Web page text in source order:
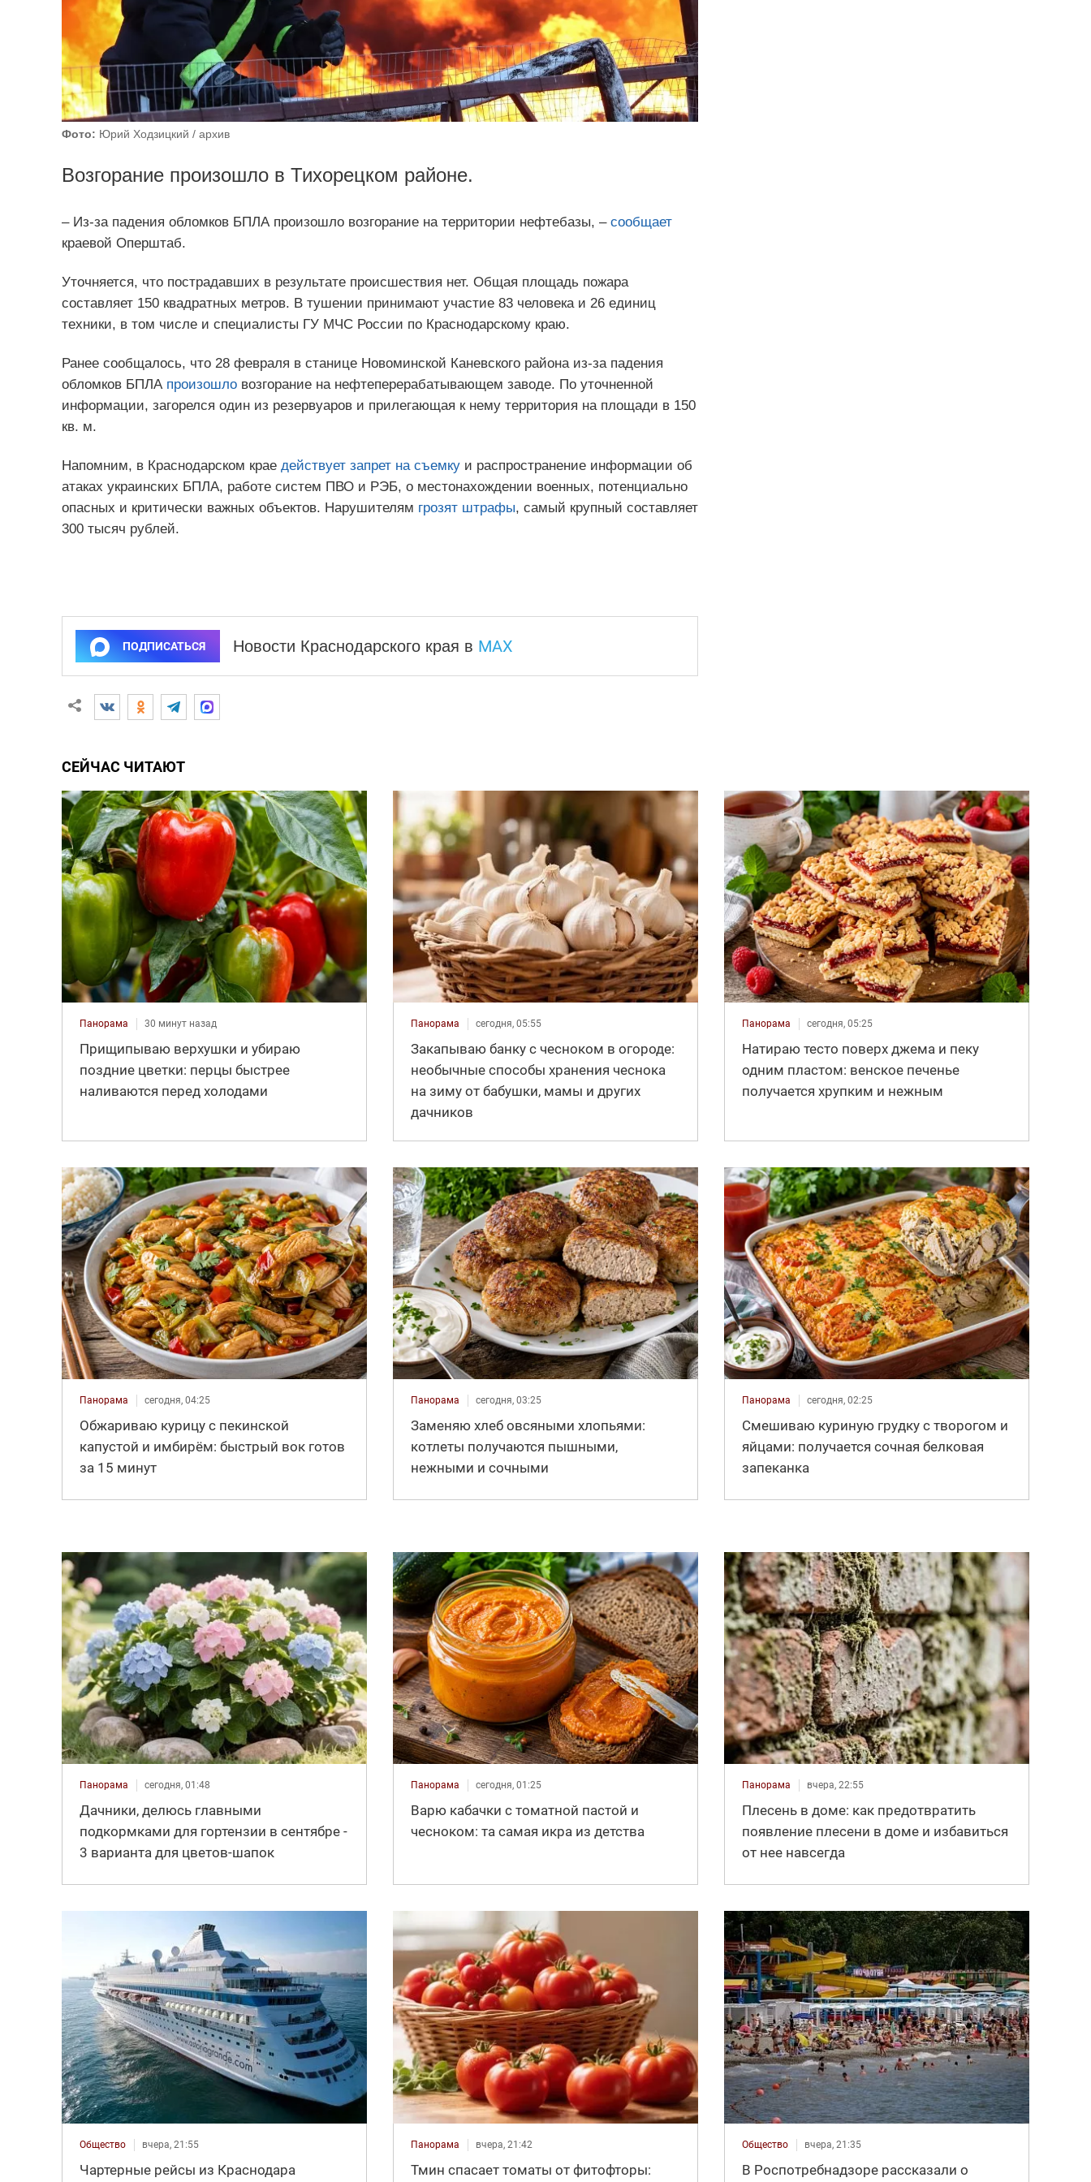
Фото: Юрий Ходзицкий / архив
Возгорание произошло в Тихорецком районе.
– Из-за падения обломков БПЛА произошло возгорание на территории нефтебазы, – сообщает
краевой Оперштаб.
Уточняется, что пострадавших в результате происшествия нет. Общая площадь пожара
составляет 150 квадратных метров. В тушении принимают участие 83 человека и 26 единиц
техники, в том числе и специалисты ГУ МЧС России по Краснодарскому краю.
Ранее сообщалось, что 28 февраля в станице Новоминской Каневского района из-за падения
обломков БПЛА произошловозгорание на нефтеперерабатывающем заводе. По уточненной
информации, загорелся один из резервуаров и прилегающая к нему территория на площади в 150
кв. м.
Напомним, в Краснодарском крае действует запрет на съемкуи распространение информации об
атаках украинских БПЛА, работе систем ПВО и РЭБ, о местонахождении военных, потенциально
опасных и критически важных объектов. Нарушителям грозят штрафы, самый крупный составляет
300 тысяч рублей.
ПОДПИСАТЬСЯ Новости Краснодарского края в MAX
СЕЙЧАС ЧИТАЮТ
Панорама 30 минут назад
Прищипываю верхушки и убираю
поздние цветки: перцы быстрее
наливаются перед холодами
Панорама сегодня, 05:55
Закапываю банку с чесноком в огороде:
необычные способы хранения чеснока
на зиму от бабушки, мамы и других
дачников
Панорама сегодня, 05:25
Натираю тесто поверх джема и пеку
одним пластом: венское печенье
получается хрупким и нежным
Панорама сегодня, 04:25
Обжариваю курицу с пекинской
капустой и имбирём: быстрый вок готов
за 15 минут
Панорама сегодня, 03:25
Заменяю хлеб овсяными хлопьями:
котлеты получаются пышными,
нежными и сочными
Панорама сегодня, 02:25
Смешиваю куриную грудку с творогом и
яйцами: получается сочная белковая
запеканка
Панорама сегодня, 01:48
Дачники, делюсь главными
подкормками для гортензии в сентябре -
3 варианта для цветов-шапок
Панорама сегодня, 01:25
Варю кабачки с томатной пастой и
чесноком: та самая икра из детства
Панорама вчера, 22:55
Плесень в доме: как предотвратить
появление плесени в доме и избавиться
от нее навсегда
Общество вчера, 21:55
Чартерные рейсы из Краснодара
Панорама вчера, 21:42
Тмин спасает томаты от фитофторы:
Общество вчера, 21:35
В Роспотребнадзоре рассказали о